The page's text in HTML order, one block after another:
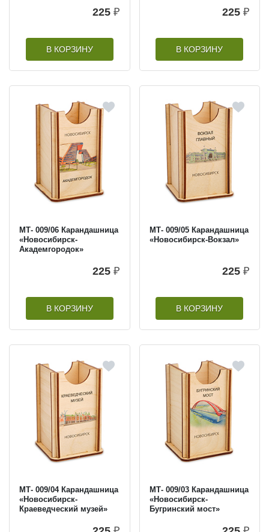
225 ₽
В КОРЗИНУ
225 ₽
В КОРЗИНУ
МТ- 009/06 Карандашница
«Новосибирск-
Академгородок»
225 ₽
В КОРЗИНУ
МТ- 009/05 Карандашница
«Новосибирск-Вокзал»
225 ₽
В КОРЗИНУ
МТ- 009/04 Карандашница
«Новосибирск-
Краеведческий музей»
МТ- 009/03 Карандашница
«Новосибирск-
Бугринский мост»